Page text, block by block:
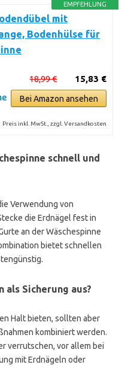
EMPFEHLUNG
mit
Bodenhülse für
15,83 €
18,99 €
Bei Amazon ansehen
Preis inkl. MwSt., zzgl. Versandkosten
schnell und
Verwendung von
die Erdnägel fest in
an der Wäschespinne
bietet schnellen
als Sicherung aus?
Halt bieten, sollten aber
kombiniert werden.
verrutschen, vor allem bei
mit Erdnägeln oder